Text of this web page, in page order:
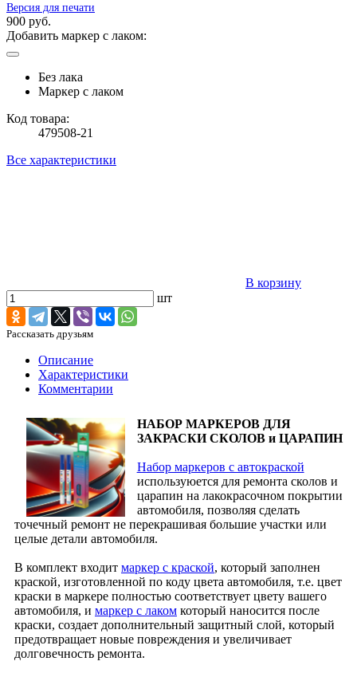
Версия для печати
900 руб.
Добавить маркер с лаком:
Без лака
Маркер с лаком
Код товара:
479508-21
Все характеристики
В корзину
шт
Рассказать друзьям
Описание
Характеристики
Комментарии
НАБОР МАРКЕРОВ ДЛЯ
ЗАКРАСКИ СКОЛОВ и ЦАРАПИН
Набор маркеров с автокраской
используюется для ремонта сколов и
царапин на лакокрасочном покрытии
автомобиля, позволяя сделать
точечный ремонт не перекрашивая большие участки или
целые детали автомобиля.
В комплект входит маркер с краской, который заполнен
краской, изготовленной по коду цвета автомобиля, т.е. цвет
краски в маркере полностью соответствует цвету вашего
автомобиля, и маркер с лаком который наносится после
краски, создает дополнительный защитный слой, который
предотвращает новые повреждения и увеличивает
долговечность ремонта.